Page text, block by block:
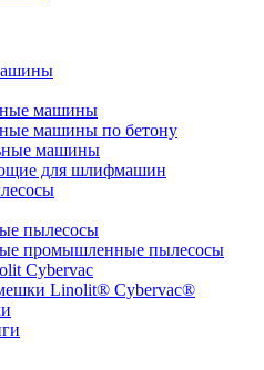
машины
машины по бетону
машины
для шлифмашин
пылесосы
промышленные пылесосы
Cybervac
Linolit® Cybervac®